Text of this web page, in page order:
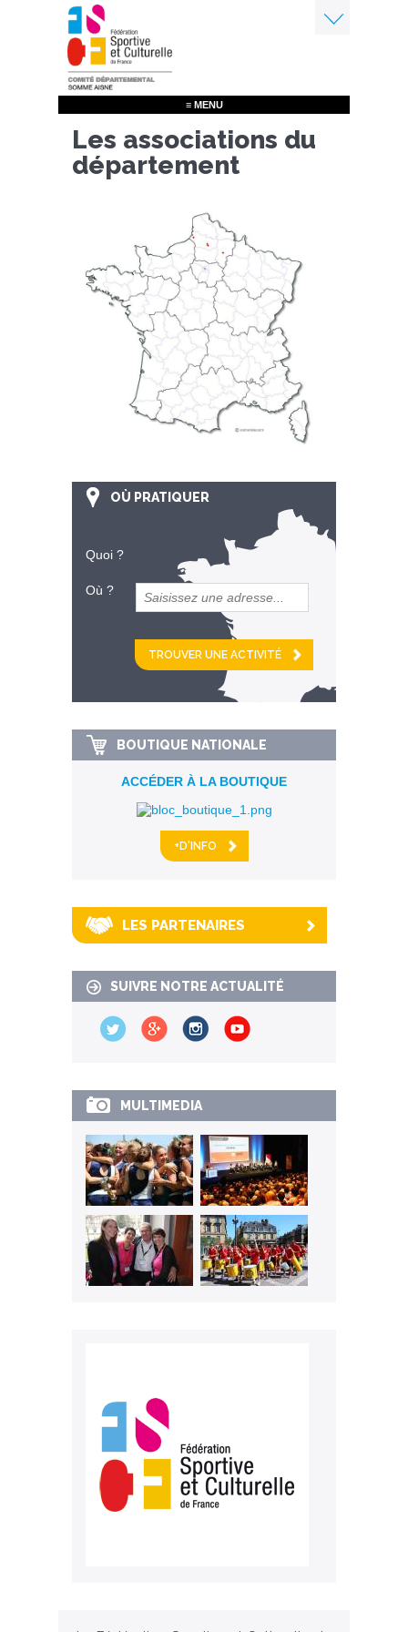
Aller
au
contenu
principal
≡ MENU
Les associations du
département
OÙ PRATIQUER
Quoi ?
Où ?
et
km alentour
BOUTIQUE NATIONALE
ACCÉDER À LA BOUTIQUE
+D'INFO
LES PARTENAIRES
SUIVRE NOTRE ACTUALITÉ
MULTIMEDIA